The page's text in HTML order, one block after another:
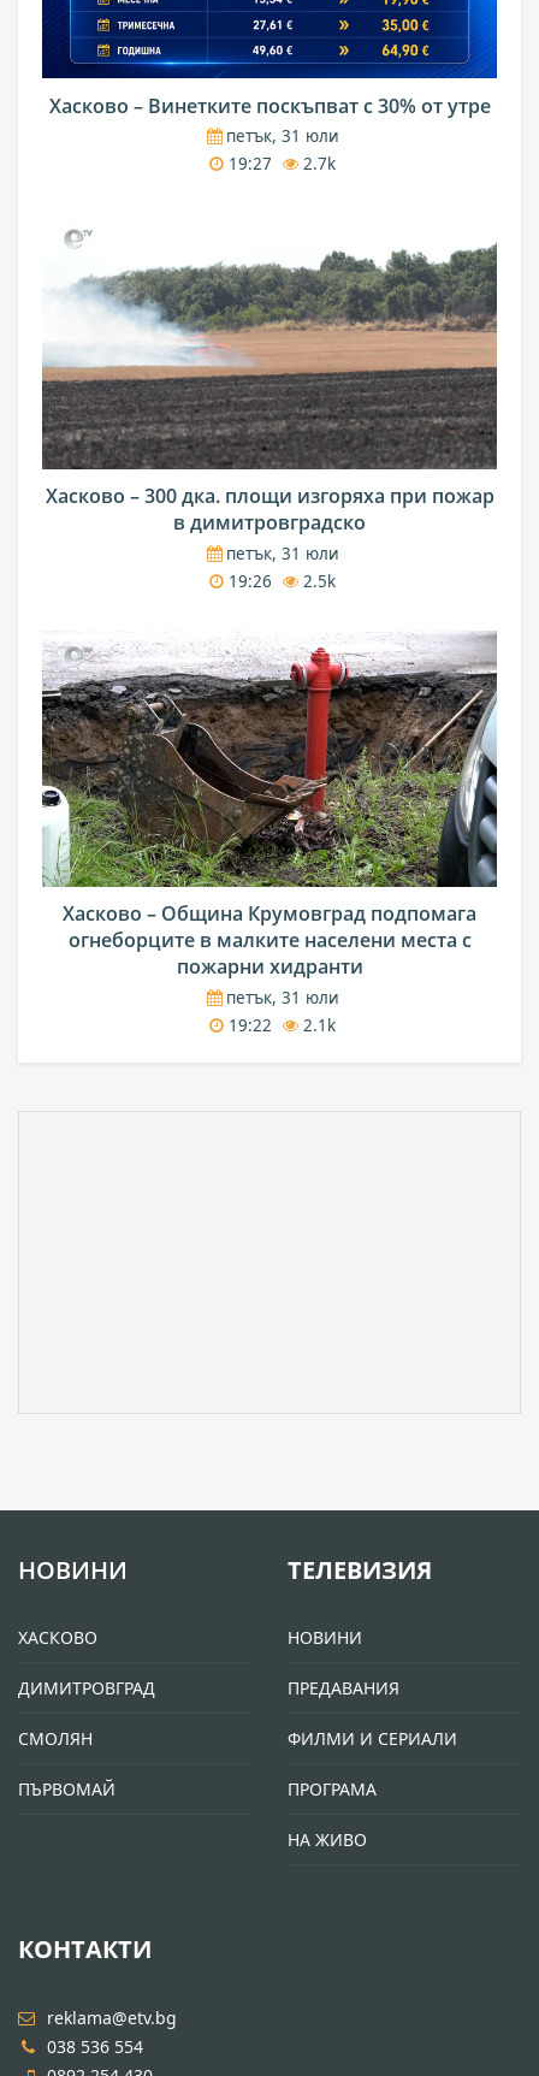
Хасково – Винетките поскъпват с 30% от утре
петък, 31 юли
19:27
2.7k
Хасково – 300 дка. площи изгоряха при пожар
в димитровградско
петък, 31 юли
19:26
2.5k
Хасково – Община Крумовград подпомага
огнеборците в малките населени места с
пожарни хидранти
петък, 31 юли
19:22
2.1k
НОВИНИ
ХАСКОВО
ДИМИТРОВГРАД
СМОЛЯН
ПЪРВОМАЙ
ТЕЛЕВИЗИЯ
НОВИНИ
ПРЕДАВАНИЯ
ФИЛМИ И СЕРИАЛИ
ПРОГРАМА
НА ЖИВО
КОНТАКТИ
reklama@etv.bg
038 536 554